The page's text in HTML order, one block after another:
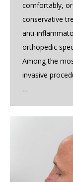
comfortably, or
conservative
anti-
orthopedic
Among the
invasive
…